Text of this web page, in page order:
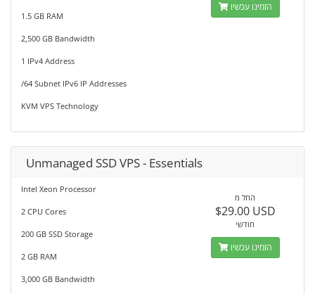
1.5 GB RAM
2,500 GB Bandwidth
1 IPv4 Address
/64 Subnet IPv6 IP Addresses
KVM VPS Technology
הזמינו עכשיו
Unmanaged SSD VPS - Essentials
Intel Xeon Processor
2 CPU Cores
200 GB SSD Storage
2 GB RAM
3,000 GB Bandwidth
החל מ
$29.00 USD
חודשי
הזמינו עכשיו